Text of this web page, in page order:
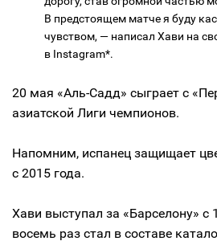
В предстоящем матче я буду
чувством, — написал Хави на
в Instagram*.
20 мая «Аль-Садд» сыграет с
азиатской Лиги чемпионов.
Напомним, испанец защищает
с 2015 года.
Хави выступал за «Барселону» с
восемь раз стал в составе